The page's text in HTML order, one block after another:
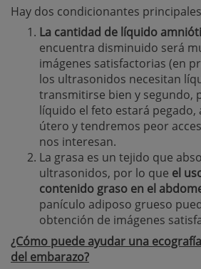
Hay dos condicionantes
La cantidad de líquido
encuentra disminuido será
imágenes satisfactorias (en
los ultrasonidos necesitan
transmitirse bien y segundo,
líquido el feto estará pegado,
útero y tendremos peor
nos interesan.
La grasa es un tejido que
ultrasonidos, por lo que el
contenido graso en el
panículo adiposo grueso
obtención de imágenes
¿Cómo puede ayudar una
del embarazo?